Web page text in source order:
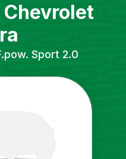
Chevrolet
Sport 2.0